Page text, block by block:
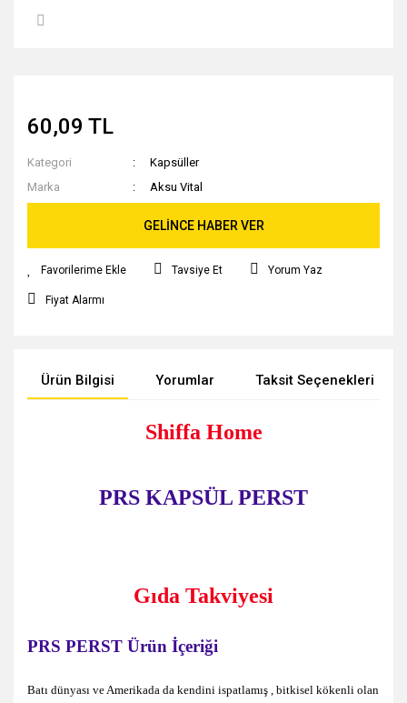
60,09 TL
Kategori
Kapsüller
Marka
Aksu Vital
GELİNCE HABER VER
Tavsiye Et Yorum Yaz
Fiyat Alarmı
Ürün Bilgisi Yorumlar Taksit Seçenekleri
Shiffa Home
PRS KAPSÜL PERST
Gıda Takviyesi
PRS PERST Ürün İçeriği
Batı dünyası ve Amerikada da kendini ispatlamış , bitkisel kökenli olan